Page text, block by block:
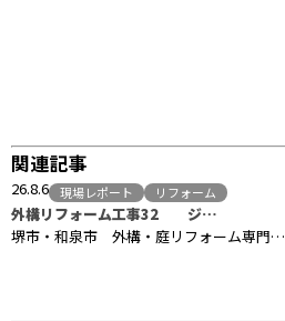
関連記事
26.8.6 現場レポート リフォーム
外構リフォーム工事32 ジ…
堺市・和泉市 外構・庭リフォーム専門…